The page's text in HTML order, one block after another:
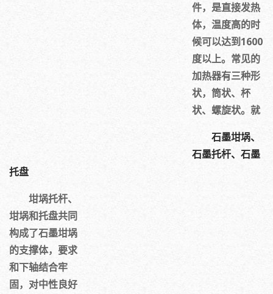
件，是直接发热
体，温度高的时
候可以达到1600
度以上。常见的
加热器有三种形
状，筒状、杯
状、螺旋状。就
石墨坩埚、
石墨托杆、石墨
托盘
坩埚托杆、
坩埚和托盘共同
构成了石墨坩埚
的支撑体，要求
和下轴结合牢
固，对中性良好